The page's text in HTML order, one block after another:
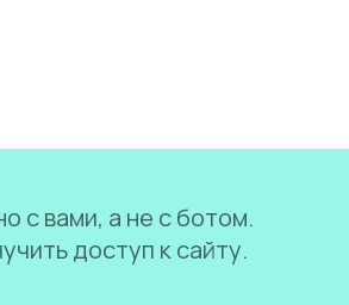
с вами, а не с ботом.
доступ к сайту.